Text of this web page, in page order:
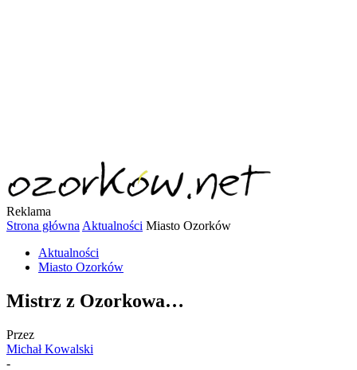
Reklama
Strona główna Aktualności Miasto Ozorków
Aktualności
Miasto Ozorków
Mistrz z Ozorkowa…
Przez
Michał Kowalski
-